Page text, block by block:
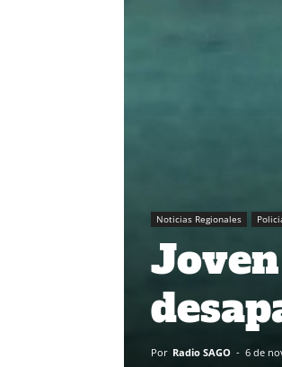
Noticias Regionales
Por Radio SAGO - 6 de